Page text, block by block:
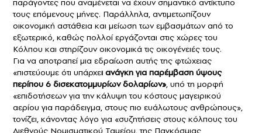
παράγοντες που αναμένεται να έχουν σημαντικό αντίκτυπο
τους επόμενους μήνες. Παράλληλα, αντιμετωπίζουν
οικονομική αστάθεια και μείωση των εμβασμάτων από το
εξωτερικό, καθώς πολλοί εργάζονται στις χώρες του
Κόλπου και στηρίζουν οικονομικά τις οικογένειές τους.
Για να αποτραπεί μια εδραίωση αυτής της φτώχειας
«πιστεύουμε ότι υπάρχει ανάγκη για παρέμβαση ύψους
περίπου 6 δισεκατομμυρίων δολαρίων», υπό τη μορφή
«επιδοτήσεων για την κάλυψη του κόστους μαγειρικού
αερίου για παράδειγμα, στους πιο ευάλωτους ανθρώπους»,
τονίζει, κάνοντας λόγο για «συζητήσεις στους κόλπους του